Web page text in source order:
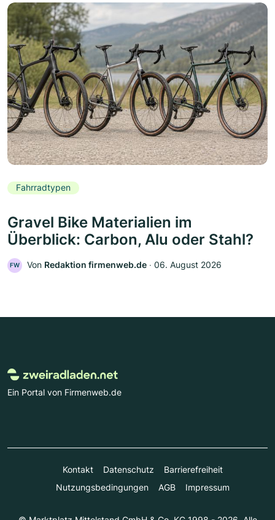
Fahrradtypen
Gravel Bike Materialien im
Überblick: Carbon, Alu oder Stahl?
FW Von Redaktion firmenweb.de ‧ 06. August 2026
Ein Portal von Firmenweb.de
Kontakt Datenschutz
Barrierefreiheit
Nutzungsbedingungen
AGB Impressum